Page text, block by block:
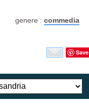
genere : commedia
Save